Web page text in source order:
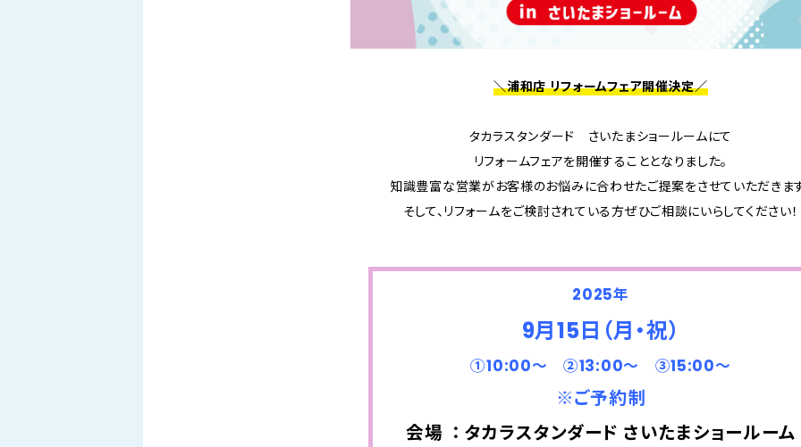
＼浦和店 リフォームフェア開催決定／
タカラスタンダード さいたまショールームにて
リフォームフェアを開催することとなりました。
知識豊富な営業がお客様のお悩みに合わせたご提案をさせていただきま
そして、リフォームをご検討されている方ぜひご相談にいらしてください！
2025年
9月15日（月・祝）
①10:00～ ②13:00～ ③15:00～
※ご予約制
会場 ： タカラスタンダード さいたまショールーム